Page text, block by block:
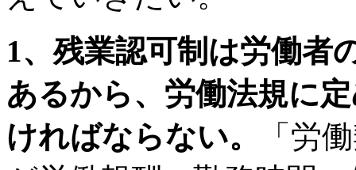
1、残業認可制は労働者
あるから、労働法規に
ければならない。
「労